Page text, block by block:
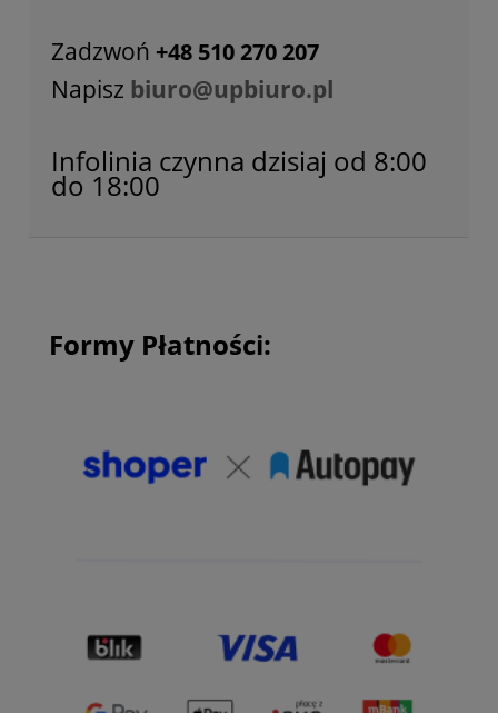
Zadzwoń +48 510 270 207
Napisz biuro@upbiuro.pl
Infolinia czynna dzisiaj od 8:00
do 18:00
Formy Płatności: